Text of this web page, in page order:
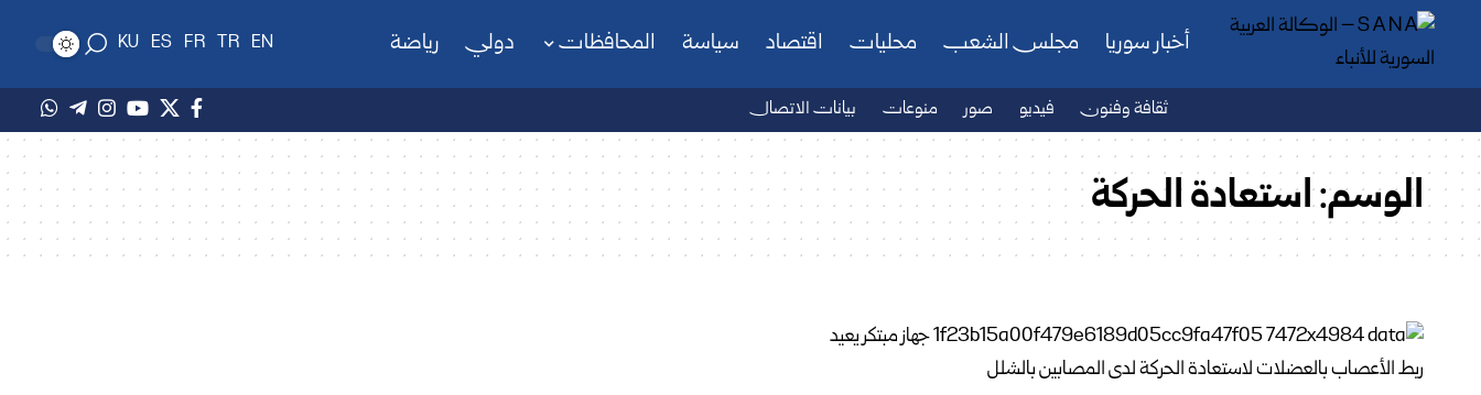
أخبار سوريا مجلس الشعب محليات اقتصاد سياسة المحافظات دولي رياضة EN
TR
FR
ES
KU
ثقافة وفنون فيديو صور منوعات بيانات الاتصال
الوسم:استعادة الحركة